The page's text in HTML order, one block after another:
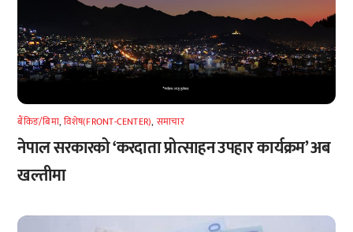
बैंकिङ/बिमा,विशेष(FRONT-CENTER), समाचार
नेपाल सरकारको ‘करदाता प्रोत्साहन उपहार कार्यक्रम’ अब
खल्तीमा